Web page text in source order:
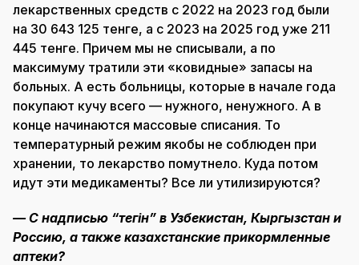
лекарственных средств с 2022 на 2023 год были
на 30 643 125 тенге, а с 2023 на 2025 год уже 211
445 тенге. Причем мы не списывали, а по
максимуму тратили эти «ковидные» запасы на
больных. А есть больницы, которые в начале года
покупают кучу всего — нужного, ненужного. А в
конце начинаются массовые списания. То
температурный режим якобы не соблюден при
хранении, то лекарство помутнело. Куда потом
идут эти медикаменты? Все ли утилизируются?
— С надписью “тегін” в Узбекистан, Кыргызстан и
Россию, а также казахстанские прикормленные
аптеки?